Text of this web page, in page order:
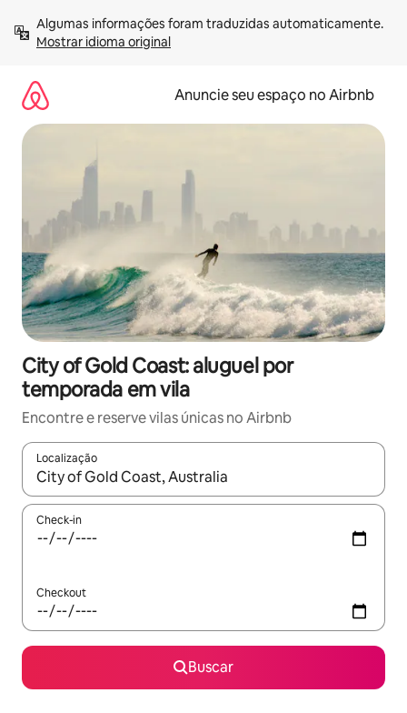
para
Mostrar idioma original
Anuncie seu espaço no Airbnb
City of Gold Coast: aluguel por
temporada em vila
Encontre e reserve vilas únicas no Airbnb
Localização
Quando os resultados estiverem disponíveis, explore-os
Check-in
Checkout
Buscar